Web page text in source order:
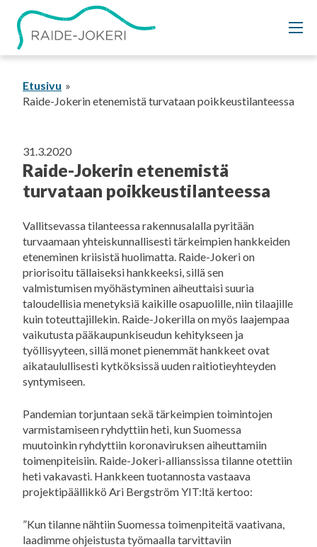
Siirry
sisältöön
Etusivu
Raide-Jokerin etenemistä turvataan poikkeustilanteessa
31.3.2020
Raide-Jokerin etenemistä
turvataan poikkeustilanteessa
Vallitsevassa tilanteessa rakennusalalla pyritään
turvaamaan yhteiskunnallisesti tärkeimpien hankkeiden
eteneminen kriisistä huolimatta. Raide-Jokeri on
priorisoitu tällaiseksi hankkeeksi, sillä sen
valmistumisen myöhästyminen aiheuttaisi suuria
taloudellisia menetyksiä kaikille osapuolille, niin tilaajille
kuin toteuttajillekin. Raide-Jokerilla on myös laajempaa
vaikutusta pääkaupunkiseudun kehitykseen ja
työllisyyteen, sillä monet pienemmät hankkeet ovat
aikataulullisesti kytköksissä uuden raitiotieyhteyden
syntymiseen.
Pandemian torjuntaan sekä tärkeimpien toimintojen
varmistamiseen ryhdyttiin heti, kun Suomessa
muutoinkin ryhdyttiin koronaviruksen aiheuttamiin
toimenpiteisiin. Raide-Jokeri-allianssissa tilanne otettiin
heti vakavasti. Hankkeen tuotannosta vastaava
projektipäällikkö Ari Bergström YIT:ltä kertoo:
”Kun tilanne nähtiin Suomessa toimenpiteitä vaativana,
laadimme ohjeistusta työmaalla tarvittaviin